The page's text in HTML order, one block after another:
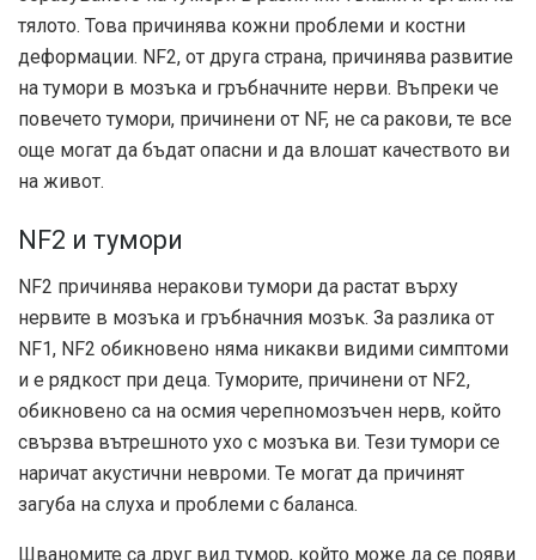
тялото. Това причинява кожни проблеми и костни
деформации. NF2, от друга страна, причинява развитие
на тумори в мозъка и гръбначните нерви. Въпреки че
повечето тумори, причинени от NF, не са ракови, те все
още могат да бъдат опасни и да влошат качеството ви
на живот.
NF2 и тумори
NF2 причинява неракови тумори да растат върху
нервите в мозъка и гръбначния мозък. За разлика от
NF1, NF2 обикновено няма никакви видими симптоми
и е рядкост при деца. Туморите, причинени от NF2,
обикновено са на осмия черепномозъчен нерв, който
свързва вътрешното ухо с мозъка ви. Тези тумори се
наричат ​​акустични невроми. Те могат да причинят
загуба на слуха и проблеми с баланса.
Шваномите са друг вид тумор, който може да се появи